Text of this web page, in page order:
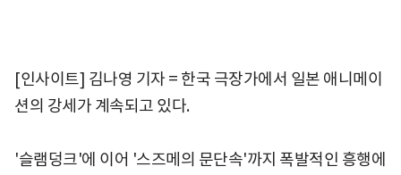
[인사이트] 김나영 기자 = 한국 극장가에서 일본 애니메이
션의 강세가 계속되고 있다.
'슬램덩크'에 이어 '스즈메의 문단속'까지 폭발적인 흥행에